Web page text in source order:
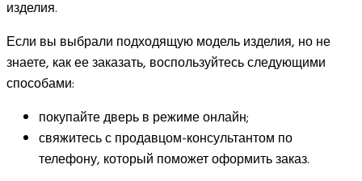
изделия.
Если вы выбрали подходящую модель изделия, но не
знаете, как ее заказать, воспользуйтесь следующими
способами:
покупайте дверь в режиме онлайн;
свяжитесь с продавцом-консультантом по
телефону, который поможет оформить заказ.